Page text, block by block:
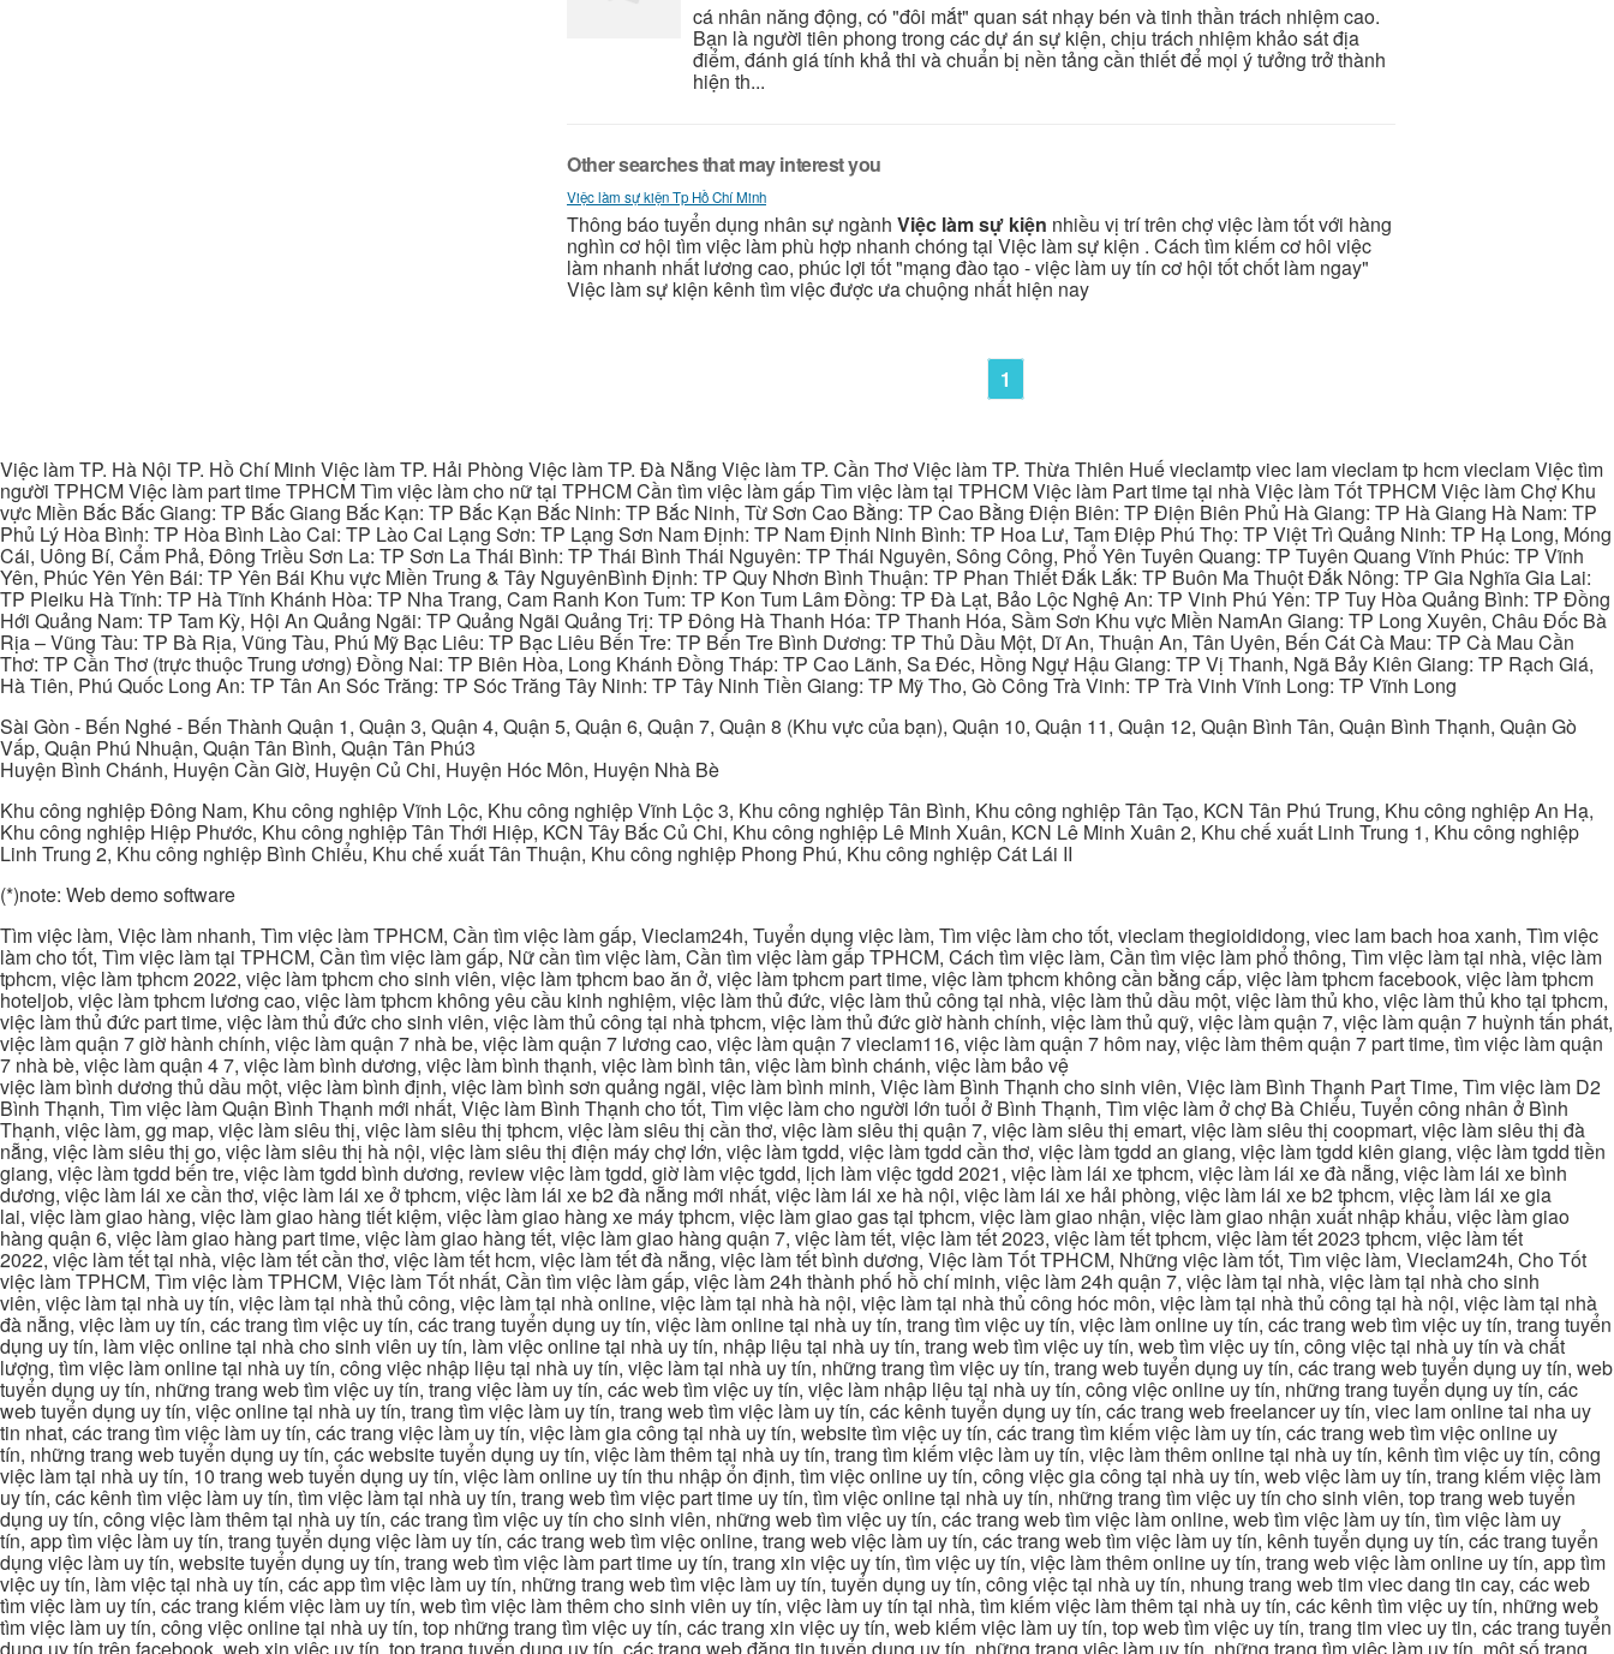
cá nhân năng động, có "đôi mắt" quan sát nhạy bén và tinh thần trách nhiệm cao.
Bạn là người tiên phong trong các dự án sự kiện, chịu trách nhiệm khảo sát địa
điểm, đánh giá tính khả thi và chuẩn bị nền tảng cần thiết để mọi ý tưởng trở thành
hiện th...
Other searches that may interest you
Việc làm sự kiện Tp Hồ Chí Minh
Thông báo tuyển dụng nhân sự ngành Việc làm sự kiện nhiều vị trí trên chợ việc làm tốt với hàng
nghìn cơ hội tìm việc làm phù hợp nhanh chóng tại Việc làm sự kiện . Cách tìm kiếm cơ hôi việc
làm nhanh nhất lương cao, phúc lợi tốt "mạng đào tạo - việc làm uy tín cơ hội tốt chốt làm ngay"
Việc làm sự kiện kênh tìm việc được ưa chuộng nhất hiện nay
1
Việc làm TP. Hà Nội TP. Hồ Chí Minh Việc làm TP. Hải Phòng Việc làm TP. Đà Nẵng Việc làm TP. Cần Thơ Việc làm TP. Thừa Thiên Huế vieclamtp viec lam vieclam tp hcm vieclam Việc tìm
người TPHCM Việc làm part time TPHCM Tìm việc làm cho nữ tại TPHCM Cần tìm việc làm gấp Tìm việc làm tại TPHCM Việc làm Part time tại nhà Việc làm Tốt TPHCM Việc làm Chợ Khu
vực Miền Bắc Bắc Giang: TP Bắc Giang Bắc Kạn: TP Bắc Kạn Bắc Ninh: TP Bắc Ninh, Từ Sơn Cao Bằng: TP Cao Bằng Điện Biên: TP Điện Biên Phủ Hà Giang: TP Hà Giang Hà Nam: TP
Phủ Lý Hòa Bình: TP Hòa Bình Lào Cai: TP Lào Cai Lạng Sơn: TP Lạng Sơn Nam Định: TP Nam Định Ninh Bình: TP Hoa Lư, Tam Điệp Phú Thọ: TP Việt Trì Quảng Ninh: TP Hạ Long, Móng
Cái, Uông Bí, Cẩm Phả, Đông Triều Sơn La: TP Sơn La Thái Bình: TP Thái Bình Thái Nguyên: TP Thái Nguyên, Sông Công, Phổ Yên Tuyên Quang: TP Tuyên Quang Vĩnh Phúc: TP Vĩnh
Yên, Phúc Yên Yên Bái: TP Yên Bái Khu vực Miền Trung & Tây NguyênBình Định: TP Quy Nhơn Bình Thuận: TP Phan Thiết Đắk Lắk: TP Buôn Ma Thuột Đắk Nông: TP Gia Nghĩa Gia Lai:
TP Pleiku Hà Tĩnh: TP Hà Tĩnh Khánh Hòa: TP Nha Trang, Cam Ranh Kon Tum: TP Kon Tum Lâm Đồng: TP Đà Lạt, Bảo Lộc Nghệ An: TP Vinh Phú Yên: TP Tuy Hòa Quảng Bình: TP Đồng
Hới Quảng Nam: TP Tam Kỳ, Hội An Quảng Ngãi: TP Quảng Ngãi Quảng Trị: TP Đông Hà Thanh Hóa: TP Thanh Hóa, Sầm Sơn Khu vực Miền NamAn Giang: TP Long Xuyên, Châu Đốc Bà
Rịa – Vũng Tàu: TP Bà Rịa, Vũng Tàu, Phú Mỹ Bạc Liêu: TP Bạc Liêu Bến Tre: TP Bến Tre Bình Dương: TP Thủ Dầu Một, Dĩ An, Thuận An, Tân Uyên, Bến Cát Cà Mau: TP Cà Mau Cần
Thơ: TP Cần Thơ (trực thuộc Trung ương) Đồng Nai: TP Biên Hòa, Long Khánh Đồng Tháp: TP Cao Lãnh, Sa Đéc, Hồng Ngự Hậu Giang: TP Vị Thanh, Ngã Bảy Kiên Giang: TP Rạch Giá,
Hà Tiên, Phú Quốc Long An: TP Tân An Sóc Trăng: TP Sóc Trăng Tây Ninh: TP Tây Ninh Tiền Giang: TP Mỹ Tho, Gò Công Trà Vinh: TP Trà Vinh Vĩnh Long: TP Vĩnh Long
Sài Gòn - Bến Nghé - Bến Thành Quận 1, Quận 3, Quận 4, Quận 5, Quận 6, Quận 7, Quận 8 (Khu vực của bạn), Quận 10, Quận 11, Quận 12, Quận Bình Tân, Quận Bình Thạnh, Quận Gò
Vấp, Quận Phú Nhuận, Quận Tân Bình, Quận Tân Phú3
Huyện Bình Chánh, Huyện Cần Giờ, Huyện Củ Chi, Huyện Hóc Môn, Huyện Nhà Bè
Khu công nghiệp Đông Nam, Khu công nghiệp Vĩnh Lộc, Khu công nghiệp Vĩnh Lộc 3, Khu công nghiệp Tân Bình, Khu công nghiệp Tân Tạo, KCN Tân Phú Trung, Khu công nghiệp An Hạ,
Khu công nghiệp Hiệp Phước, Khu công nghiệp Tân Thới Hiệp, KCN Tây Bắc Củ Chi, Khu công nghiệp Lê Minh Xuân, KCN Lê Minh Xuân 2, Khu chế xuất Linh Trung 1, Khu công nghiệp
Linh Trung 2, Khu công nghiệp Bình Chiểu, Khu chế xuất Tân Thuận, Khu công nghiệp Phong Phú, Khu công nghiệp Cát Lái II
(*)note: Web demo software
Tìm việc làm, Việc làm nhanh, Tìm việc làm TPHCM, Cần tìm việc làm gấp, Vieclam24h, Tuyển dụng việc làm, Tìm việc làm cho tốt, vieclam thegioididong, viec lam bach hoa xanh, Tìm việc
làm cho tốt, Tìm việc làm tại TPHCM, Cần tìm việc làm gấp, Nữ cần tìm việc làm, Cần tìm việc làm gấp TPHCM, Cách tìm việc làm, Cần tìm việc làm phổ thông, Tìm việc làm tại nhà, việc làm
tphcm, việc làm tphcm 2022, việc làm tphcm cho sinh viên, việc làm tphcm bao ăn ở, việc làm tphcm part time, việc làm tphcm không cần bằng cấp, việc làm tphcm facebook, việc làm tphcm
hoteljob, việc làm tphcm lương cao, việc làm tphcm không yêu cầu kinh nghiệm, việc làm thủ đức, việc làm thủ công tại nhà, việc làm thủ dầu một, việc làm thủ kho, việc làm thủ kho tại tphcm,
việc làm thủ đức part time, việc làm thủ đức cho sinh viên, việc làm thủ công tại nhà tphcm, việc làm thủ đức giờ hành chính, việc làm thủ quỹ, việc làm quận 7, việc làm quận 7 huỳnh tấn phát,
việc làm quận 7 giờ hành chính, việc làm quận 7 nhà be, việc làm quận 7 lương cao, việc làm quận 7 vieclam116, việc làm quận 7 hôm nay, việc làm thêm quận 7 part time, tìm việc làm quận
7 nhà bè, việc làm quận 4 7, việc làm bình dương, việc làm bình thạnh, việc làm bình tân, việc làm bình chánh, việc làm bảo vệ
việc làm bình dương thủ dầu một, việc làm bình định, việc làm bình sơn quảng ngãi, việc làm bình minh, Việc làm Bình Thạnh cho sinh viên, Việc làm Bình Thạnh Part Time, Tìm việc làm D2
Bình Thạnh, Tìm việc làm Quận Bình Thạnh mới nhất, Việc làm Bình Thạnh cho tốt, Tìm việc làm cho người lớn tuổi ở Bình Thạnh, Tìm việc làm ở chợ Bà Chiểu, Tuyển công nhân ở Bình
Thạnh, việc làm, gg map, việc làm siêu thị, việc làm siêu thị tphcm, việc làm siêu thị cần thơ, việc làm siêu thị quận 7, việc làm siêu thị emart, việc làm siêu thị coopmart, việc làm siêu thị đà
nẵng, việc làm siêu thị go, việc làm siêu thị hà nội, việc làm siêu thị điện máy chợ lớn, việc làm tgdd, việc làm tgdd cần thơ, việc làm tgdd an giang, việc làm tgdd kiên giang, việc làm tgdd tiền
giang, việc làm tgdd bến tre, việc làm tgdd bình dương, review việc làm tgdd, giờ làm việc tgdd, lịch làm việc tgdd 2021, việc làm lái xe tphcm, việc làm lái xe đà nẵng, việc làm lái xe bình
dương, việc làm lái xe cần thơ, việc làm lái xe ở tphcm, việc làm lái xe b2 đà nẵng mới nhất, việc làm lái xe hà nội, việc làm lái xe hải phòng, việc làm lái xe b2 tphcm, việc làm lái xe gia
lai, việc làm giao hàng, việc làm giao hàng tiết kiệm, việc làm giao hàng xe máy tphcm, việc làm giao gas tại tphcm, việc làm giao nhận, việc làm giao nhận xuất nhập khẩu, việc làm giao
hàng quận 6, việc làm giao hàng part time, việc làm giao hàng tết, việc làm giao hàng quận 7, việc làm tết, việc làm tết 2023, việc làm tết tphcm, việc làm tết 2023 tphcm, việc làm tết
2022, việc làm tết tại nhà, việc làm tết cần thơ, việc làm tết hcm, việc làm tết đà nẵng, việc làm tết bình dương, Việc làm Tốt TPHCM, Những việc làm tốt, Tìm việc làm, Vieclam24h, Cho Tốt
việc làm TPHCM, Tìm việc làm TPHCM, Việc làm Tốt nhất, Cần tìm việc làm gấp, việc làm 24h thành phố hồ chí minh, việc làm 24h quận 7, việc làm tại nhà, việc làm tại nhà cho sinh
viên, việc làm tại nhà uy tín, việc làm tại nhà thủ công, việc làm tại nhà online, việc làm tại nhà hà nội, việc làm tại nhà thủ công hóc môn, việc làm tại nhà thủ công tại hà nội, việc làm tại nhà
đà nẵng, việc làm uy tín, các trang tìm việc uy tín, các trang tuyển dụng uy tín, việc làm online tại nhà uy tín, trang tìm việc uy tín, việc làm online uy tín, các trang web tìm việc uy tín, trang tuyển
dụng uy tín, làm việc online tại nhà cho sinh viên uy tín, làm việc online tại nhà uy tín, nhập liệu tại nhà uy tín, trang web tìm việc uy tín, web tìm việc uy tín, công việc tại nhà uy tín và chất
lượng, tìm việc làm online tại nhà uy tín, công việc nhập liệu tại nhà uy tín, việc làm tại nhà uy tín, những trang tìm việc uy tín, trang web tuyển dụng uy tín, các trang web tuyển dụng uy tín, web
tuyển dụng uy tín, những trang web tìm việc uy tín, trang việc làm uy tín, các web tìm việc uy tín, việc làm nhập liệu tại nhà uy tín, công việc online uy tín, những trang tuyển dụng uy tín, các
web tuyển dụng uy tín, việc online tại nhà uy tín, trang tìm việc làm uy tín, trang web tìm việc làm uy tín, các kênh tuyển dụng uy tín, các trang web freelancer uy tín, viec lam online tai nha uy
tin nhat, các trang tìm việc làm uy tín, các trang việc làm uy tín, việc làm gia công tại nhà uy tín, website tìm việc uy tín, các trang tìm kiếm việc làm uy tín, các trang web tìm việc online uy
tín, những trang web tuyển dụng uy tín, các website tuyển dụng uy tín, việc làm thêm tại nhà uy tín, trang tìm kiếm việc làm uy tín, việc làm thêm online tại nhà uy tín, kênh tìm việc uy tín, công
việc làm tại nhà uy tín, 10 trang web tuyển dụng uy tín, việc làm online uy tín thu nhập ổn định, tìm việc online uy tín, công việc gia công tại nhà uy tín, web việc làm uy tín, trang kiếm việc làm
uy tín, các kênh tìm việc làm uy tín, tìm việc làm tại nhà uy tín, trang web tìm việc part time uy tín, tìm việc online tại nhà uy tín, những trang tìm việc uy tín cho sinh viên, top trang web tuyển
dụng uy tín, công việc làm thêm tại nhà uy tín, các trang tìm việc uy tín cho sinh viên, những web tìm việc uy tín, các trang web tìm việc làm online, web tìm việc làm uy tín, tìm việc làm uy
tín, app tìm việc làm uy tín, trang tuyển dụng việc làm uy tín, các trang web tìm việc online, trang web việc làm uy tín, các trang web tìm việc làm uy tín, kênh tuyển dụng uy tín, các trang tuyển
dụng việc làm uy tín, website tuyển dụng uy tín, trang web tìm việc làm part time uy tín, trang xin việc uy tín, tìm việc uy tín, việc làm thêm online uy tín, trang web việc làm online uy tín, app tìm
việc uy tín, làm việc tại nhà uy tín, các app tìm việc làm uy tín, những trang web tìm việc làm uy tín, tuyển dụng uy tín, công việc tại nhà uy tín, nhung trang web tim viec dang tin cay, các web
tìm việc làm uy tín, các trang kiếm việc làm uy tín, web tìm việc làm thêm cho sinh viên uy tín, việc làm uy tín tại nhà, tìm kiếm việc làm thêm tại nhà uy tín, các kênh tìm việc uy tín, những web
tìm việc làm uy tín, công việc online tại nhà uy tín, top những trang tìm việc uy tín, các trang xin việc uy tín, web kiếm việc làm uy tín, top web tìm việc uy tín, trang tim viec uy tin, các trang tuyển
dụng uy tín trên facebook, web xin việc uy tín, top trang tuyển dụng uy tín, các trang web đăng tin tuyển dụng uy tín, những trang việc làm uy tín, những trang tìm việc làm uy tín, một số trang